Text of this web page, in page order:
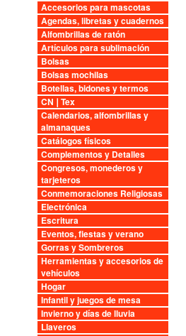
Accesorios para mascotas
Agendas, libretas y cuadernos
Alfombrillas de ratón
Artículos para sublimación
Bolsas
Bolsas mochilas
Botellas, bidones y termos
CN❘Tex
Calendarios, alfombrillas y
almanaques
Catálogos físicos
Complementos y Detalles
Congresos, monederos y
tarjeteros
Conmemoraciones Religiosas
Electrónica
Escritura
Eventos, fiestas y verano
Gorras y Sombreros
Herramientas y accesorios de
vehículos
Hogar
Infantil y juegos de mesa
Invierno y días de lluvia
Llaveros